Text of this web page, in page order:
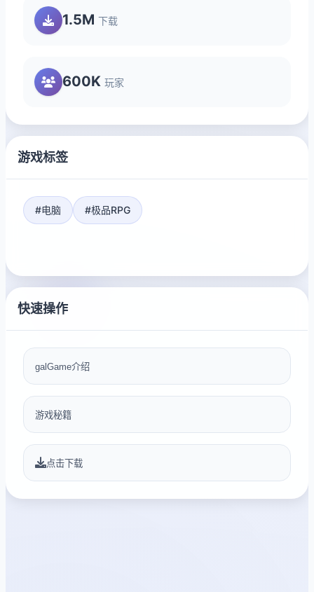
1.5M 下载
600K 玩家
游戏标签
#电脑 #极品RPG
快速操作
galGame介绍
游戏秘籍
点击下载